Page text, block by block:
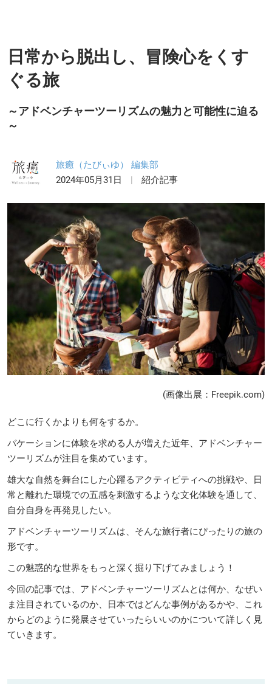
日常から脱出し、冒険心をくす
ぐる旅
～アドベンチャーツーリズムの魅力と可能性に迫る
～
旅癒（たびぃゆ） 編集部
2024年05月31日
紹介記事
(画像出展：Freepik.com)
どこに行くかよりも何をするか。
バケーションに体験を求める人が増えた近年、アドベンチャー
ツーリズムが注目を集めています。
雄大な自然を舞台にした心躍るアクティビティへの挑戦や、日
常と離れた環境での五感を刺激するような文化体験を通して、
自分自身を再発見したい。
アドベンチャーツーリズムは、そんな旅行者にぴったりの旅の
形です。
この魅惑的な世界をもっと深く掘り下げてみましょう！
今回の記事では、アドベンチャーツーリズムとは何か、なぜい
ま注目されているのか、日本ではどんな事例があるかや、これ
からどのように発展させていったらいいのかについて詳しく見
ていきます。